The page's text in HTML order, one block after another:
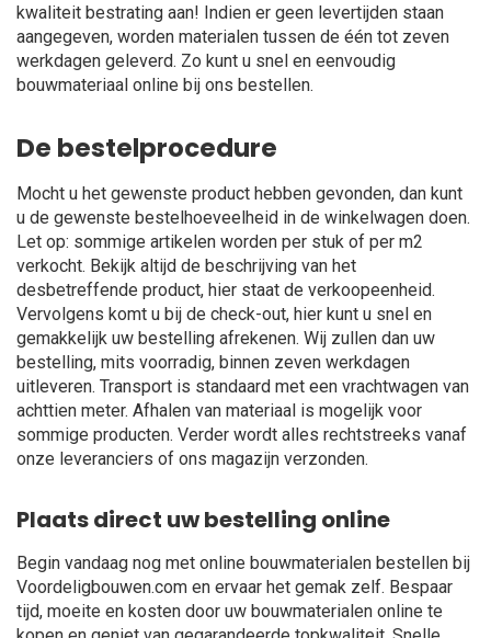
kwaliteit bestrating aan! Indien er geen levertijden staan
aangegeven, worden materialen tussen de één tot zeven
werkdagen geleverd. Zo kunt u snel en eenvoudig
bouwmateriaal online bij ons bestellen.
De bestelprocedure
Mocht u het gewenste product hebben gevonden, dan kunt
u de gewenste bestelhoeveelheid in de winkelwagen doen.
Let op: sommige artikelen worden per stuk of per m2
verkocht. Bekijk altijd de beschrijving van het
desbetreffende product, hier staat de verkoopeenheid.
Vervolgens komt u bij de check-out, hier kunt u snel en
gemakkelijk uw bestelling afrekenen. Wij zullen dan uw
bestelling, mits voorradig, binnen zeven werkdagen
uitleveren. Transport is standaard met een vrachtwagen van
achttien meter. Afhalen van materiaal is mogelijk voor
sommige producten. Verder wordt alles rechtstreeks vanaf
onze leveranciers of ons magazijn verzonden.
Plaats direct uw bestelling online
Begin vandaag nog met online bouwmaterialen bestellen bij
Voordeligbouwen.com en ervaar het gemak zelf. Bespaar
tijd, moeite en kosten door uw bouwmaterialen online te